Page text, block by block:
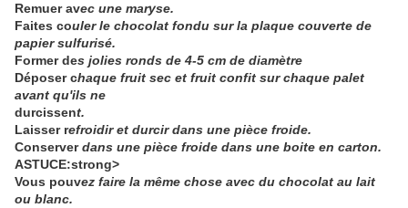
Remuer avec une maryse.
Faites couler le chocolat fondu sur la plaque couverte de
papier sulfurisé.
Former des jolies ronds de 4-5 cm de diamètre
Déposer chaque fruit sec et fruit confit sur chaque palet
avant qu'ils ne
durcissent.
Laisser refroidir et durcir dans une pièce froide.
Conserverdans une pièce froide dans une boite en carton.
ASTUCE:strong>
Vous pouvez faire la même chose avec du chocolat au lait
ou blanc.